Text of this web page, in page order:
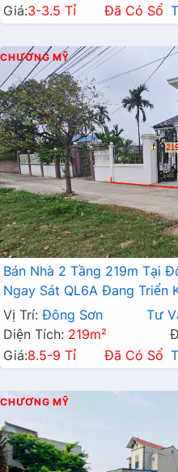
Giá:3-3.5 Tỉ Đã Có Sổ
CHƯƠNG MỸ
Bán Nhà 2 Tầng 219m Tại
Ngay Sát QL6A Đang Triển
Vị Trí: Đông Sơn Tư
Diện Tích: 219m²
Giá:8.5-9 Tỉ Đã Có Sổ
CHƯƠNG MỸ